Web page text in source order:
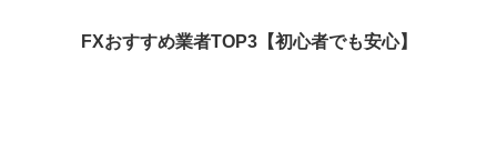
FXおすすめ業者TOP3【初心者でも安心】